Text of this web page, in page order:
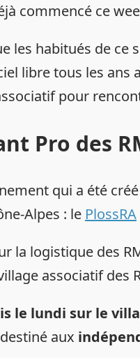
commencé ce
les habitués de
libre tous les ans
pour
Pro des
qui a été
Alpes : le PlossRA
la logistique des
associatif des
le lundi sur le
aux